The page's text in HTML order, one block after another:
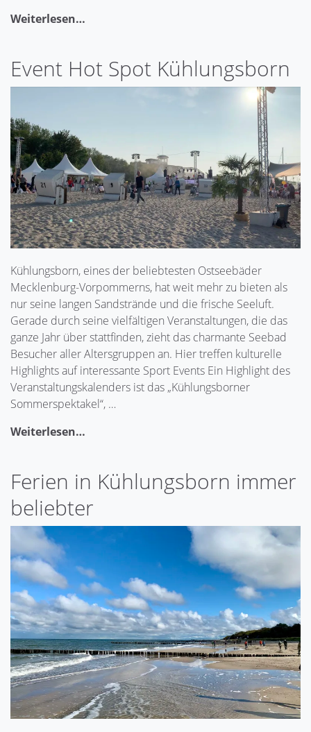
Weiterlesen…
Event Hot Spot Kühlungsborn
Kühlungsborn, eines der beliebtesten Ostseebäder
Mecklenburg-Vorpommerns, hat weit mehr zu bieten als
nur seine langen Sandstrände und die frische Seeluft.
Gerade durch seine vielfältigen Veranstaltungen, die das
ganze Jahr über stattfinden, zieht das charmante Seebad
Besucher aller Altersgruppen an. Hier treffen kulturelle
Highlights auf interessante Sport Events Ein Highlight des
Veranstaltungskalenders ist das „Kühlungsborner
Sommerspektakel“, …
Weiterlesen…
Ferien in Kühlungsborn immer
beliebter